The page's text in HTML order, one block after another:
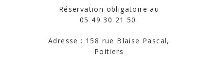
Réservation obligatoire au
05 49 30 21 50.
Adresse : 158 rue Blaise Pascal,
Poitiers